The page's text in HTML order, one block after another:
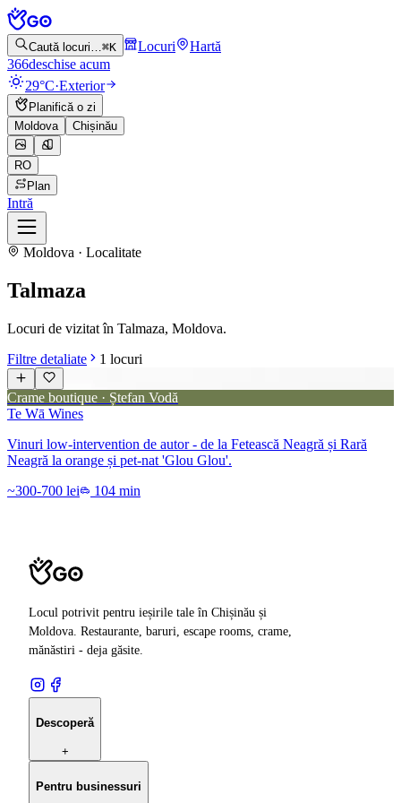
Caută locuri…⌘K Locuri
Hartă
366deschise acum
29°C·Exterior
Planifică o zi
Moldova
Chișinău
RO
Plan
Intră
Moldova · Localitate
Talmaza
Locuri de vizitat în Talmaza, Moldova.
Filtre detaliate
1 locuri
Crame boutique · Ștefan Vodă
Te Wā Wines
Vinuri low-intervention de autor - de la Fetească Neagră și Rară
Neagră la orange și pet-nat 'Glou Glou'.
~300-700 lei
104 min
Locul potrivit pentru ieșirile tale în Chișinău și
Moldova. Restaurante, baruri, escape rooms, crame,
mănăstiri - deja găsite.
Descoperă
+
Pentru businessuri